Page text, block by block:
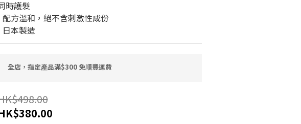
時護髮
配方溫和，絕不含刺激性成份
日本製造
全店，指定產品滿$300 免順豐運費